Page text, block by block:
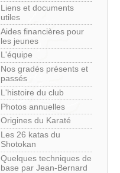
Liens et documents
utiles
Aides financières pour
les jeunes
L'équipe
Nos gradés présents et
passés
L'histoire du club
Photos annuelles
Origines du Karaté
Les 26 katas du
Shotokan
Quelques techniques de
base par Jean-Bernard